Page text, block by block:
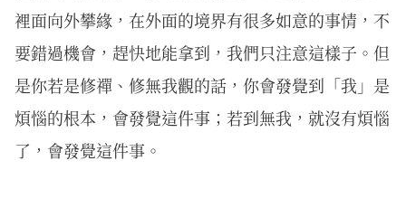
裡面向外攀緣，在外面的境界有很多如意的事情，不
要錯過機會，趕快地能拿到，我們只注意這樣子。但
是你若是修禪、修無我觀的話，你會發覺到「我」是
煩惱的根本，會發覺這件事；若到無我，就沒有煩惱
了，會發覺這件事。